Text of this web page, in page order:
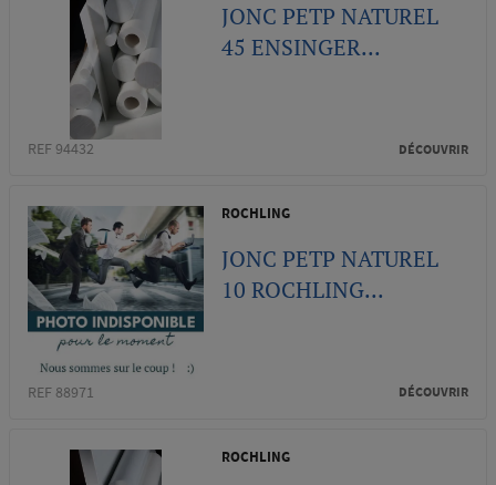
JONC PETP NATUREL
45 ENSINGER...
REF 94432 DÉCOUVRIR
ROCHLING
JONC PETP NATUREL
10 ROCHLING...
REF 88971 DÉCOUVRIR
ROCHLING